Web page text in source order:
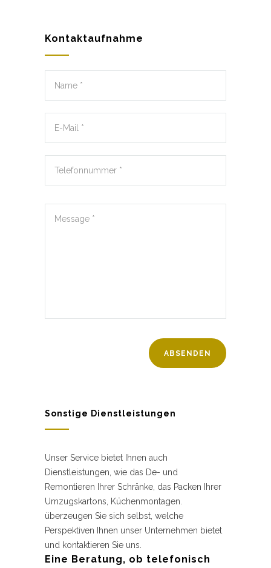
Kontaktaufnahme
Sonstige Dienstleistungen
Unser Service bietet Ihnen auch
Dienstleistungen, wie das De- und
Remontieren Ihrer Schränke, das Packen Ihrer
Umzugskartons, Küchenmontagen.
überzeugen Sie sich selbst, welche
Perspektiven Ihnen unser Unternehmen bietet
und kontaktieren Sie uns.
Eine Beratung, ob telefonisch